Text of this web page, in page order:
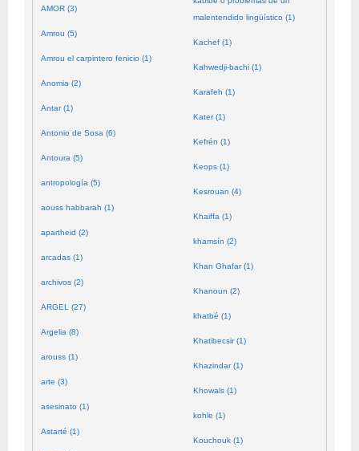
AMOR (3)
Amrou (5)
Amrou el carpintero fenicio (1)
Anomia (2)
Antar (1)
Antonio de Sosa (6)
Antoura (5)
antropología (5)
aouss habbarah (1)
apartheid (2)
arcadas (1)
archivos (2)
ARGEL (27)
Argelia (8)
arouss (1)
arte (3)
asesinato (1)
Astarté (1)
malentendido lingüístico (1)
Kachef (1)
Kahwedji-bachi (1)
Karafeh (1)
Kater (1)
Kefrén (1)
Keops (1)
Kesrouan (4)
Khaiffa (1)
khamsín (2)
Khan Ghafar (1)
Khanoun (2)
khatbé (1)
Khatibecsir (1)
Khazindar (1)
Khowals (1)
kohle (1)
Kouchouk (1)